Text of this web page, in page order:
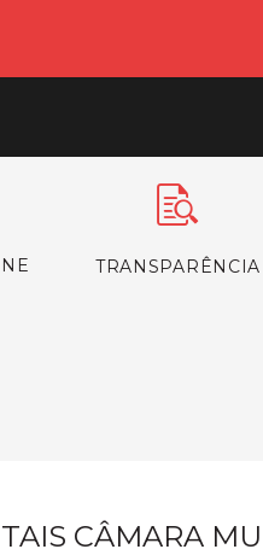
TRANSPARÊNCIA
CÂMARA